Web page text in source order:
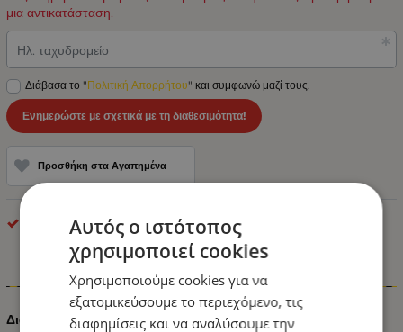
μια αντικατάσταση.
Ηλ. ταχυδρομείο
Διάβασα το "Πολιτική Απορρήτου" και συμφωνώ μαζί τους.
Ενημερώστε με σχετικά με τη διαθεσιμότητα!
Προσθήκη στα Αγαπημένα
Πληροφορίες
Διακόπτης Αλλέ-ρετούρ Ακραίος Aδιάβροχος IP44
Αυτός ο ιστότοπος
χρησιμοποιεί cookies
Χρησιμοποιούμε cookies για να
εξατομικεύσουμε το περιεχόμενο, τις
διαφημίσεις και να αναλύσουμε την